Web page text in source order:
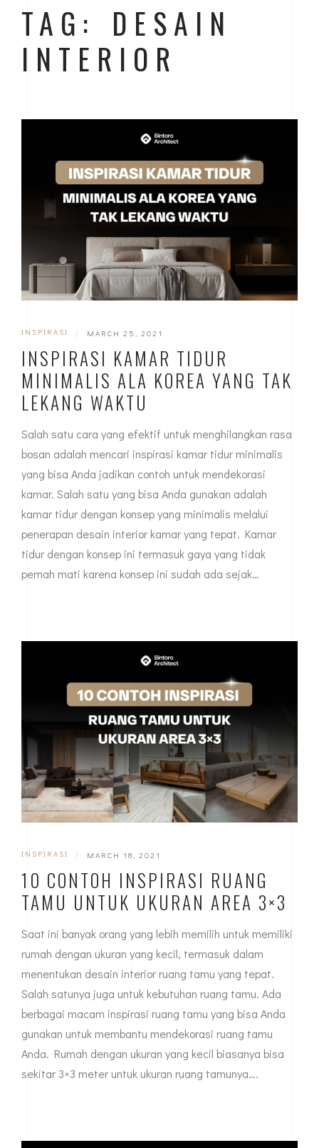
TAG: DESAIN
INTERIOR
INSPIRASI | MARCH 25, 2021
INSPIRASI KAMAR TIDUR
MINIMALIS ALA KOREA YANG TAK
LEKANG WAKTU
Salah satu cara yang efektif untuk menghilangkan rasa
bosan adalah mencari inspirasi kamar tidur minimalis
yang bisa Anda jadikan contoh untuk mendekorasi
kamar. Salah satu yang bisa Anda gunakan adalah
kamar tidur dengan konsep yang minimalis melalui
penerapan desain interior kamar yang tepat. Kamar
tidur dengan konsep ini termasuk gaya yang tidak
pernah mati karena konsep ini sudah ada sejak…
INSPIRASI | MARCH 18, 2021
10 CONTOH INSPIRASI RUANG
TAMU UNTUK UKURAN AREA 3×3
Saat ini banyak orang yang lebih memilih untuk memiliki
rumah dengan ukuran yang kecil, termasuk dalam
menentukan desain interior ruang tamu yang tepat.
Salah satunya juga untuk kebutuhan ruang tamu. Ada
berbagai macam inspirasi ruang tamu yang bisa Anda
gunakan untuk membantu mendekorasi ruang tamu
Anda. Rumah dengan ukuran yang kecil biasanya bisa
sekitar 3×3 meter untuk ukuran ruang tamunya….